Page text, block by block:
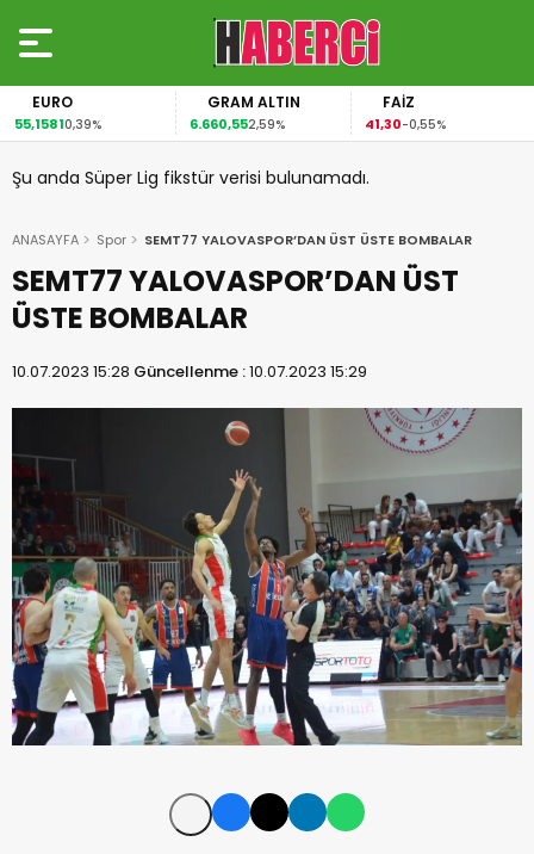
EURO
55,15810,39%
GRAM ALTIN
6.660,552,59%
FAİZ
41,30-0,55%
Şu anda Süper Lig fikstür verisi bulunamadı.
ANASAYFA Spor SEMT77 YALOVASPOR’DAN ÜST ÜSTE BOMBALAR
SEMT77 YALOVASPOR’DAN ÜST
ÜSTE BOMBALAR
10.07.2023 15:28 Güncellenme :10.07.2023 15:29